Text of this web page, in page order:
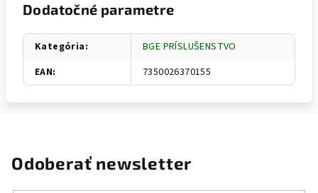
Dodatočné parametre
Kategória:
BGE PRÍSLUŠENSTVO
EAN: 7350026370155
Odoberať newsletter